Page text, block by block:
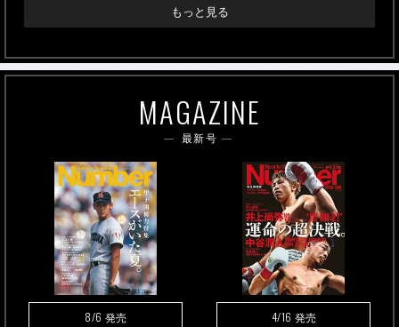
もっと見る
MAGAZINE
最新号
8/6 発売 4/16 発売